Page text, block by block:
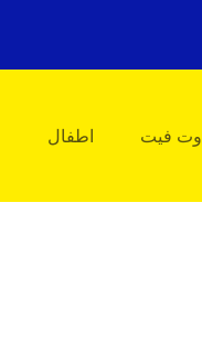
اوت فيت اطفال